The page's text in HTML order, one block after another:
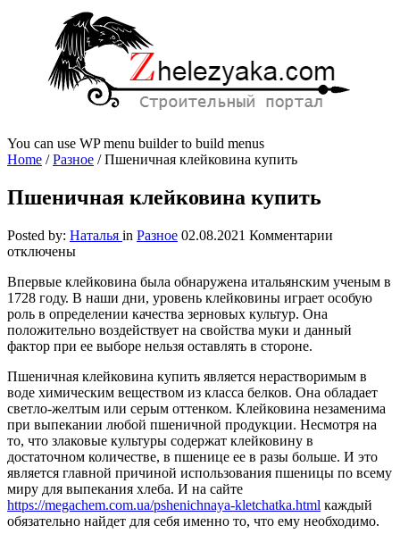
You can use WP menu builder to build menus
Home /Разное /Пшеничная клейковина купить
Пшеничная клейковина купить
Posted by: Наталья in Разное 02.08.2021 Комментарии
купить
отключены
Впервые клейковина была обнаружена итальянским ученым в
1728 году. В наши дни, уровень клейковины играет особую
роль в определении качества зерновых культур. Она
положительно воздействует на свойства муки и данный
фактор при ее выборе нельзя оставлять в стороне.
Пшеничная клейковина купить является нерастворимым в
воде химическим веществом из класса белков. Она обладает
светло-желтым или серым оттенком. Клейковина незаменима
при выпекании любой пшеничной продукции. Несмотря на
то, что злаковые культуры содержат клейковину в
достаточном количестве, в пшенице ее в разы больше. И это
является главной причиной использования пшеницы по всему
миру для выпекания хлеба. И на сайте
https://megachem.com.ua/pshenichnaya-kletchatka.html каждый
обязательно найдет для себя именно то, что ему необходимо.